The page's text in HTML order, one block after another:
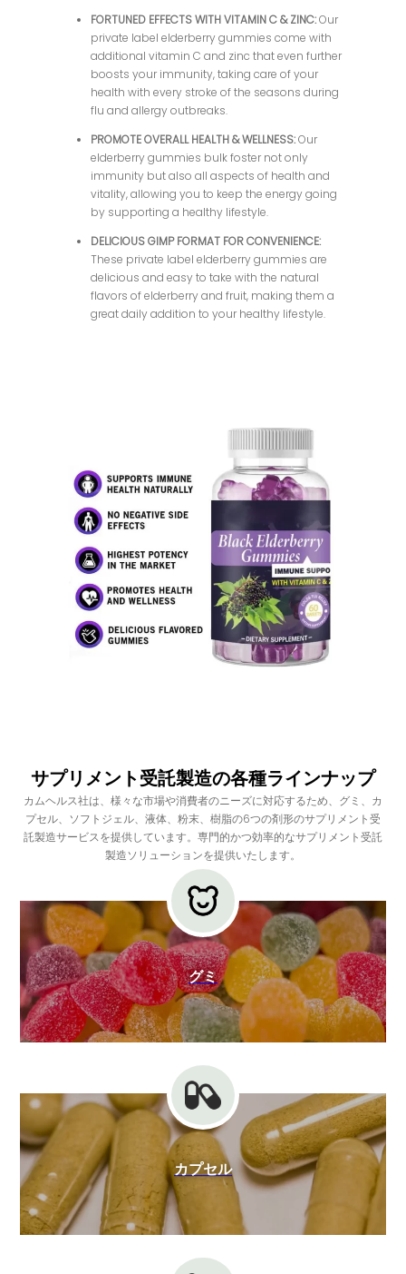
FORTUNED EFFECTS WITH VITAMIN C & ZINC:Our
private label elderberry gummies come with
additional vitamin C and zinc that even further
boosts your immunity, taking care of your
health with every stroke of the seasons during
flu and allergy outbreaks.
PROMOTE OVERALL HEALTH & WELLNESS:Our
elderberry gummies bulk foster not only
immunity but also all aspects of health and
vitality, allowing you to keep the energy going
by supporting a healthy lifestyle.
DELICIOUS GIMP FORMAT FOR CONVENIENCE:
These private label elderberry gummies are
delicious and easy to take with the natural
flavors of elderberry and fruit, making them a
great daily addition to your healthy lifestyle.
サプリメント受託製造の各種ラインナップ
カムヘルス社は、様々な市場や消費者のニーズに対応するため、グミ、カ
プセル、ソフトジェル、液体、粉末、樹脂の6つの剤形のサプリメント受
託製造サービスを提供しています。専門的かつ効率的なサプリメント受託
製造ソリューションを提供いたします。
グミ
カプセル